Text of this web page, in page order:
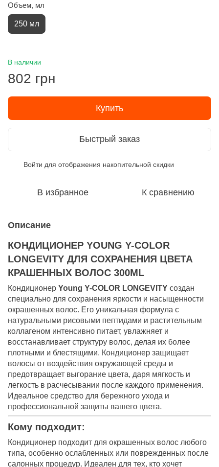
Объем, мл
250 мл
В наличии
802 грн
Купить
Быстрый заказ
Войти для отображения накопительной скидки
В избранное К сравнению
Описание
КОНДИЦИОНЕР YOUNG Y-COLOR
LONGEVITY ДЛЯ СОХРАНЕНИЯ ЦВЕТА
КРАШЕННЫХ ВОЛОС 300ML
Кондиционер Young Y-COLOR LONGEVITY создан
специально для сохранения яркости и насыщенности
окрашенных волос. Его уникальная формула с
натуральными рисовыми пептидами и растительным
коллагеном интенсивно питает, увлажняет и
восстанавливает структуру волос, делая их более
плотными и блестящими. Кондиционер защищает
волосы от воздействия окружающей среды и
предотвращает выгорание цвета, даря мягкость и
легкость в расчесывании после каждого применения.
Идеальное средство для бережного ухода и
профессиональной защиты вашего цвета.
Кому подходит:
Кондиционер подходит для окрашенных волос любого
типа, особенно ослабленных или поврежденных после
салонных процедур. Идеален для тех, кто хочет